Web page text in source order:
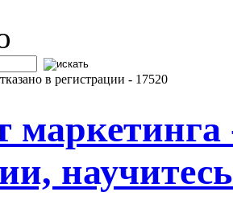
в регистрации - 17520